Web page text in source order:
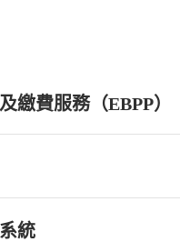
繳費服務（EBPP）
統